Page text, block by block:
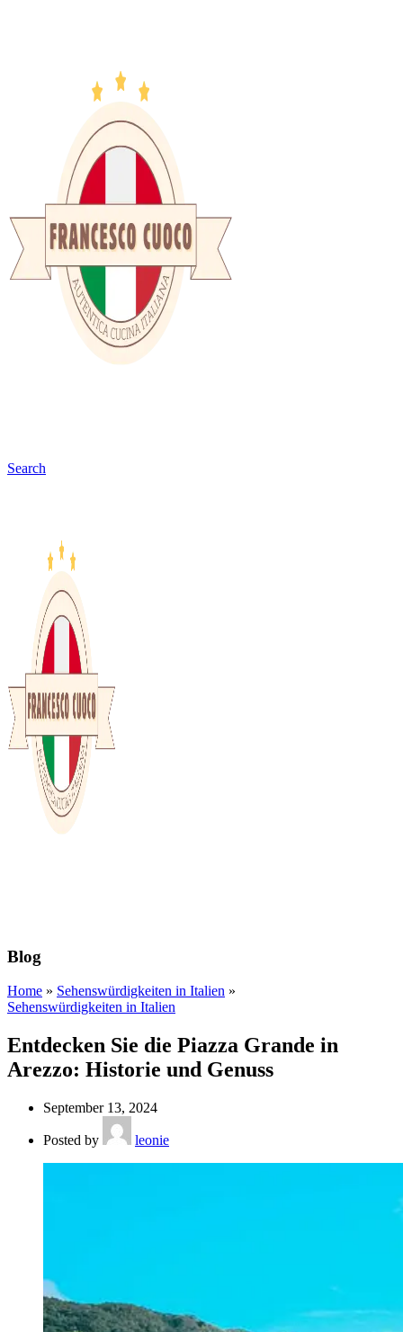
Search
Blog
Home » Sehenswürdigkeiten in Italien »
Sehenswürdigkeiten in Italien
Entdecken Sie die Piazza Grande in
Arezzo: Historie und Genuss
September 13, 2024
Posted by leonie